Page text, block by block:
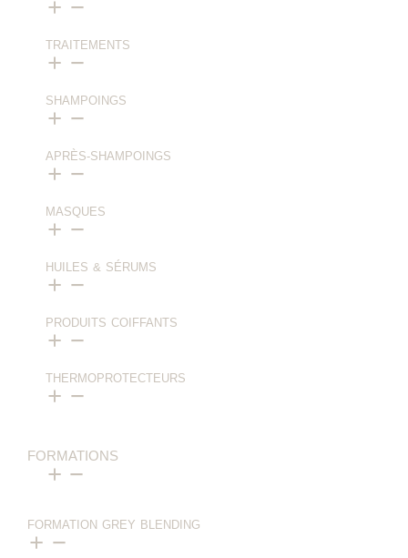
TRAITEMENTS
SHAMPOINGS
APRÈS-SHAMPOINGS
MASQUES
HUILES & SÉRUMS
PRODUITS COIFFANTS
THERMOPROTECTEURS
FORMATIONS
FORMATION GREY BLENDING